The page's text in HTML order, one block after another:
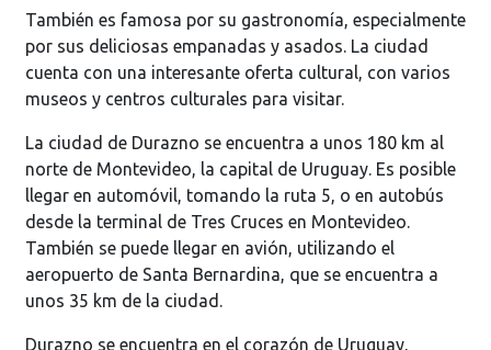
También es famosa por su gastronomía, especialmente
por sus deliciosas empanadas y asados. La ciudad
cuenta con una interesante oferta cultural, con varios
museos y centros culturales para visitar.
La ciudad de Durazno se encuentra a unos 180 km al
norte de Montevideo, la capital de Uruguay. Es posible
llegar en automóvil, tomando la ruta 5, o en autobús
desde la terminal de Tres Cruces en Montevideo.
También se puede llegar en avión, utilizando el
aeropuerto de Santa Bernardina, que se encuentra a
unos 35 km de la ciudad.
Durazno se encuentra en el corazón de Uruguay,